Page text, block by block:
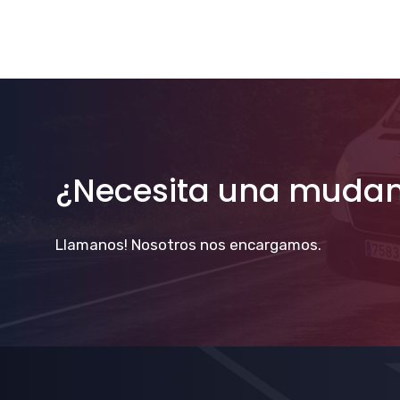
¿Necesita una
Llamanos! Nosotros nos encargamos.